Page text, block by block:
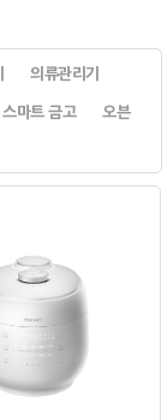
의류관리기
스마트 금고 오븐